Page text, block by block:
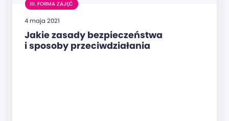
III. FORMA ZAJĘĆ
4 maja 2021
Jakie zasady bezpieczeństwa
i sposoby przeciwdziałania